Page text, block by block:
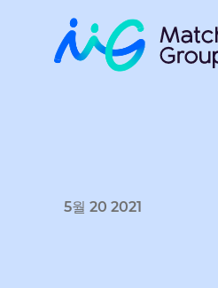
5월 20 2021